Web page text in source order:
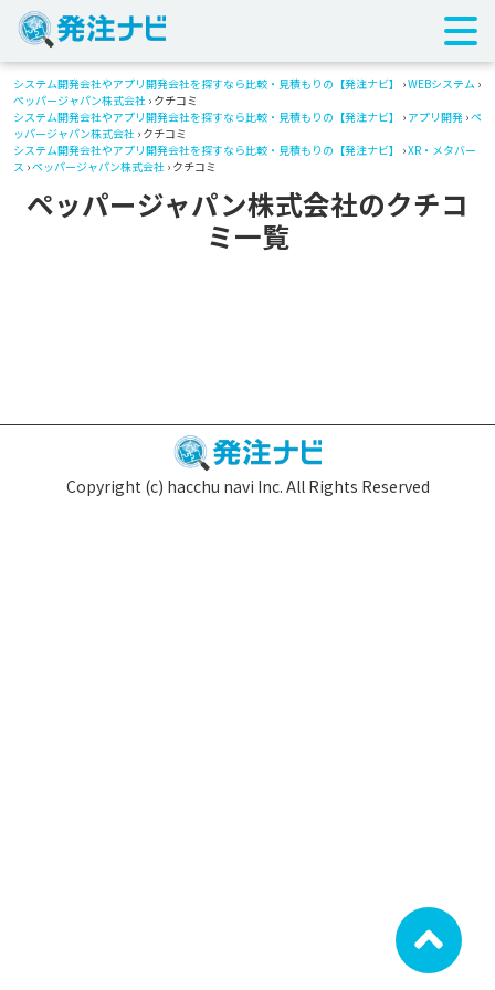
システム開発会社やアプリ開発会社を探すなら比較・見積もりの【発注ナビ】 ›WEBシステム ›
ペッパージャパン株式会社 › クチコミ
システム開発会社やアプリ開発会社を探すなら比較・見積もりの【発注ナビ】
› アプリ開発 ›ペ
ッパージャパン株式会社 › クチコミ
システム開発会社やアプリ開発会社を探すなら比較・見積もりの【発注ナビ】
›XR・メタバー
ス ›ペッパージャパン株式会社 › クチコミ
ペッパージャパン株式会社のクチコ
ミ一覧
Copyright (c) hacchu navi Inc. All Rights Reserved